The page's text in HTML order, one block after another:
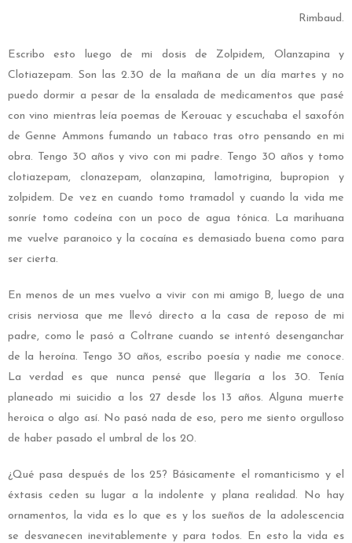
Rimbaud.
Escribo esto luego de mi dosis de Zolpidem, Olanzapina y
Clotiazepam. Son las 2.30 de la mañana de un día martes y no
puedo dormir a pesar de la ensalada de medicamentos que pasé
con vino mientras leía poemas de Kerouac y escuchaba el saxofón
de Genne Ammons fumando un tabaco tras otro pensando en mi
obra. Tengo 30 años y vivo con mi padre. Tengo 30 años y tomo
clotiazepam, clonazepam, olanzapina, lamotrigina, bupropion y
zolpidem. De vez en cuando tomo tramadol y cuando la vida me
sonríe tomo codeína con un poco de agua tónica. La marihuana
me vuelve paranoico y la cocaína es demasiado buena como para
ser cierta.
En menos de un mes vuelvo a vivir con mi amigo B, luego de una
crisis nerviosa que me llevó directo a la casa de reposo de mi
padre, como le pasó a Coltrane cuando se intentó desenganchar
de la heroína. Tengo 30 años, escribo poesía y nadie me conoce.
La verdad es que nunca pensé que llegaría a los 30. Tenía
planeado mi suicidio a los 27 desde los 13 años. Alguna muerte
heroica o algo así. No pasó nada de eso, pero me siento orgulloso
de haber pasado el umbral de los 20.
¿Qué pasa después de los 25? Básicamente el romanticismo y el
éxtasis ceden su lugar a la indolente y plana realidad. No hay
ornamentos, la vida es lo que es y los sueños de la adolescencia
se desvanecen inevitablemente y para todos. En esto la vida es